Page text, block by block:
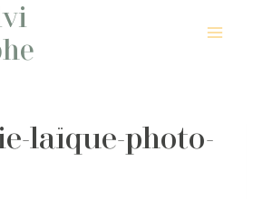
laïque-photo-